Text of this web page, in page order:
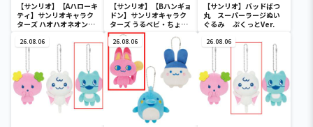
【サンリオ】【Aハローキ
ティ】サンリオキャラク
ターズ ハオハオネオンタ
【サンリオ】【Bハンギョ
ドン】サンリオキャラク
ターズ うるベビ・ちょい
デカドール
【サンリオ】バッドばつ
丸 スーパーラージぬい
ぐるみ ぷくっとVer.
26.08.06 26.08.06 26.08.06